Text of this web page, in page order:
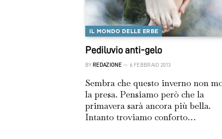
IL MONDO DELLE ERBE
Pediluvio anti-gelo
BY REDAZIONE 6 FEBBRAIO 2013
Sembra che questo inverno non
la presa. Pensiamo però che la
primavera sarà ancora più bella.
Intanto troviamo conforto…